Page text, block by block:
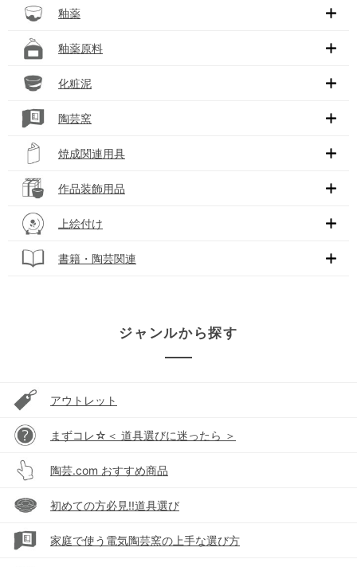
釉薬
釉薬原料
化粧泥
陶芸窯
焼成関連用具
作品装飾用品
上絵付け
書籍・陶芸関連
ジャンルから探す
アウトレット
まずコレ☆＜ 道具選びに迷ったら ＞
陶芸.com おすすめ商品
初めての方必見!!道具選び
家庭で使う電気陶芸窯の上手な選び方